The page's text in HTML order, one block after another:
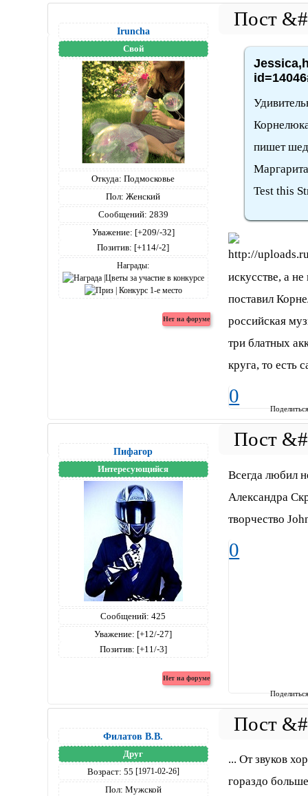
Iruncha
Свой
Откуда: Подмосковье
Пол: Женский
Сообщений: 2839
Уважение: [+209/-32]
Позитив: [+114/-2]
Награды:
пишет
Test this
искусстве, а
поставил
российская
три блатных
круга, то есть
0
Пифагор
Интересующийся
Сообщений: 425
Уважение: [+12/-27]
Позитив: [+11/-3]
Всегда любил
Александра
творчество
0
Филатов В.В.
Друг
Возраст: 55 [1971-02-26]
Пол: Мужской
... От звуков
гораздо